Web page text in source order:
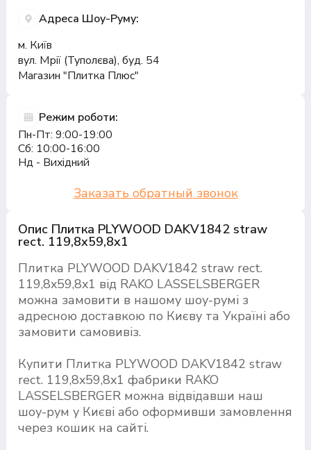
Опис Плитка PLYWOOD DAKV1842 straw
rect. 119,8x59,8x1
Плитка PLYWOOD DAKV1842 straw rect.
119,8x59,8x1 від RAKO LASSELSBERGER
можна замовити в нашому шоу-румі з
адресною доставкою по Києву та Україні або
замовити самовивіз.
Купити Плитка PLYWOOD DAKV1842 straw
rect. 119,8x59,8x1 фабрики RAKO
LASSELSBERGER можна відвідавши наш
шоу-рум у Києві або оформивши замовлення
через кошик на сайті.
Адреса Шоу-Руму:
м. Київ
вул. Мрії (Туполєва), буд. 54
Магазин "Плитка Плюс"
Режим роботи:
Пн-Пт: 9:00-19:00
Сб: 10:00-16:00
Нд - Вихідний
Заказать обратный звонок